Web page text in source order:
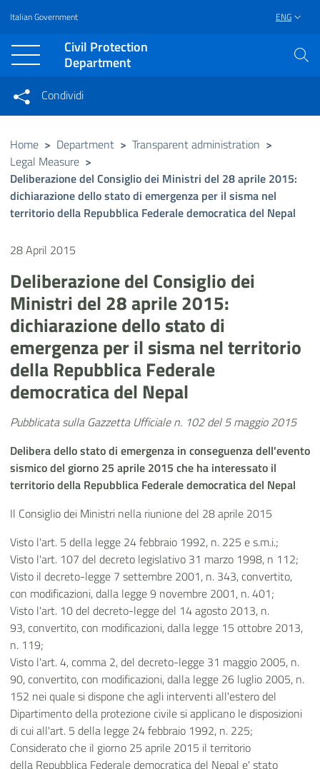
Vai al contenuto principale
Raggiungi il piè di pagina
Italian Government ENG
Civil Protection
Department
Condividi su Facebook
Condividi su Twitter
Condividi
Condividi sui social network
Home > Department > Transparent administration >
Legal Measure >
Deliberazione del Consiglio dei Ministri del 28 aprile 2015:
dichiarazione dello stato di emergenza per il sisma nel
territorio della Repubblica Federale democratica del Nepal
28 April 2015
Deliberazione del Consiglio dei
Ministri del 28 aprile 2015:
dichiarazione dello stato di
emergenza per il sisma nel territorio
della Repubblica Federale
democratica del Nepal
Pubblicata sulla Gazzetta Ufficiale n. 102 del 5 maggio 2015
Delibera dello stato di emergenza in conseguenza dell'evento
sismico del giorno 25 aprile 2015 che ha interessato il
territorio della Repubblica Federale democratica del Nepal
Il Consiglio dei Ministri nella riunione del 28 aprile 2015
Visto l'art. 5 della legge 24 febbraio 1992, n. 225 e s.m.i.;
Visto l'art. 107 del decreto legislativo 31 marzo 1998, n 112;
Visto il decreto-legge 7 settembre 2001, n. 343, convertito,
con modificazioni, dalla legge 9 novembre 2001, n. 401;
Visto l'art. 10 del decreto-legge del 14 agosto 2013, n.
93, convertito, con modificazioni, dalla legge 15 ottobre 2013,
n. 119;
Visto l'art. 4, comma 2, del decreto-legge 31 maggio 2005, n.
90, convertito, con modificazioni, dalla legge 26 luglio 2005, n.
152 nei quale si dispone che agli interventi all'estero del
Dipartimento della protezione civile si applicano le disposizioni
di cui all'art. 5 della legge 24 febbraio 1992, n. 225;
Considerato che il giorno 25 aprile 2015 il territorio
della Repubblica Federale democratica del Nepal e' stato